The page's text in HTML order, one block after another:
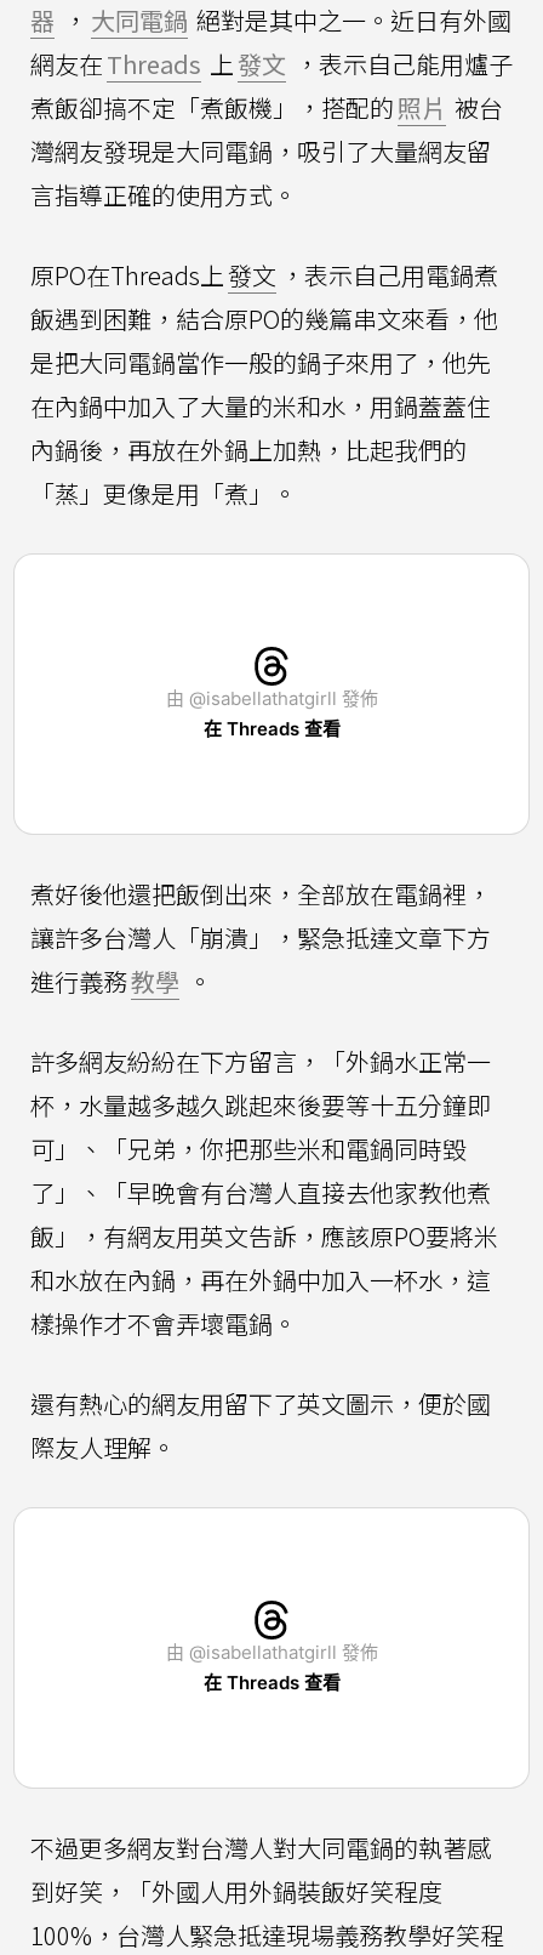
器 ， 大同電鍋 絕對是其中之一。近日有外國
網友在Threads 上 發文 ，表示自己能用爐子
煮飯卻搞不定「煮飯機」，搭配的照片 被台
灣網友發現是大同電鍋，吸引了大量網友留
言指導正確的使用方式。
原PO在Threads上發文 ，表示自己用電鍋煮
飯遇到困難，結合原PO的幾篇串文來看，他
是把大同電鍋當作一般的鍋子來用了，他先
在內鍋中加入了大量的米和水，用鍋蓋蓋住
內鍋後，再放在外鍋上加熱，比起我們的
「蒸」更像是用「煮」。
由 @isabellathatgirll 發佈
在 Threads 查看
煮好後他還把飯倒出來，全部放在電鍋裡，
讓許多台灣人「崩潰」，緊急抵達文章下方
進行義務教學 。
許多網友紛紛在下方留言，「外鍋水正常一
杯，水量越多越久跳起來後要等十五分鐘即
可」、「兄弟，你把那些米和電鍋同時毀
了」、「早晚會有台灣人直接去他家教他煮
飯」，有網友用英文告訴，應該原PO要將米
和水放在內鍋，再在外鍋中加入一杯水，這
樣操作才不會弄壞電鍋。
還有熱心的網友用留下了英文圖示，便於國
際友人理解。
由 @isabellathatgirll 發佈
在 Threads 查看
不過更多網友對台灣人對大同電鍋的執著感
到好笑，「外國人用外鍋裝飯好笑程度
100%，台灣人緊急抵達現場義務教學好笑程